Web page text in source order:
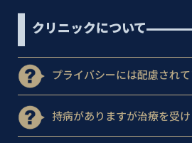
クリニックについて
プライバシーには配慮され
持病がありますが治療を受